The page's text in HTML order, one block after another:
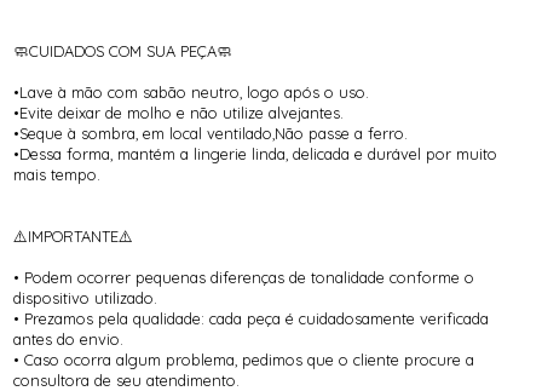
🧼CUIDADOS COM SUA PEÇA🧼
•Lave à mão com sabão neutro, logo após o uso.
•Evite deixar de molho e não utilize alvejantes.
•Seque à sombra, em local ventilado,Não passe a ferro.
•Dessa forma, mantém a lingerie linda, delicada e durável por muito
mais tempo.
⚠️IMPORTANTE⚠️
• Podem ocorrer pequenas diferenças de tonalidade conforme o
dispositivo utilizado.
• Prezamos pela qualidade: cada peça é cuidadosamente verificada
antes do envio.
• Caso ocorra algum problema, pedimos que o cliente procure a
consultora de seu atendimento.